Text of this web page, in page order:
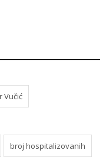
Vučić
broj hospitalizovanih